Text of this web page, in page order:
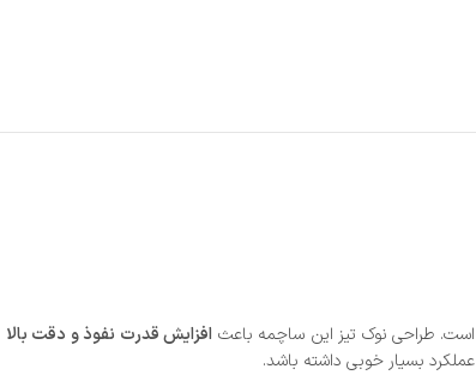
است. طراحی نوک تیز این ساچمه باعث افزایش قدرت نفوذ و دقت بالا
عملکرد بسیار خوبی داشته باشد.